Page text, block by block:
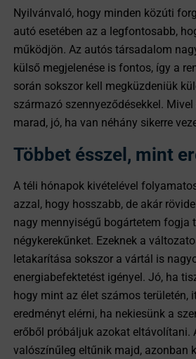
Nyilvánvaló, hogy minden közúti
autó esetében az a legfontosabb,
működjön. Az autós társadalom
külső megjelenése is fontos, így a
során sokszor kell megküzdeniük
származó szennyeződésekkel.
marad, jó, ha van néhány sikerre
Többet ésszel, mint
A téli hónapok kivételével
azzal, hogy hosszabb, de akár
nagy mennyiségű bogártetem fogja
négykerekűnket. Ezeknek a
letakarítása sokszor a vártál is
energiabefektetést igényel. Jó, ha
hogy mint az élet számos területén,
eredményt elérni, ha nekiesünk a
erőből próbáljuk azokat eltávolítani.
valószínűleg eltűnik majd, azonban